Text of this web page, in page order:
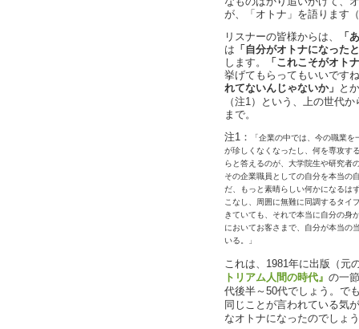
が、「オトナ」を語ります
リスナーの皆様からは、
「
は 「自分がオトナになった
します。
「これこそがオト
挙げてもらってもいいです
れてないんじゃないか」
とか
（注1）という、上の世代
まで。
注1：
「企業の中では、今の職業
が珍しくなくなったし、何を専攻す
らと答えるのが、大学院生や研究者
その企業職員としての自分を本当の
だ、もっと素晴らしい何かになるは
こなし、周囲に無難に同調するタイ
きていても、それで本当に自分の身
においてお客さまで、自分が本当の
いる。」
これは、1981年に出版（元
トリアム人間の時代』 の一
代後半～50代でしょう。で
同じことが言われている気
なオトナになったのでしょ